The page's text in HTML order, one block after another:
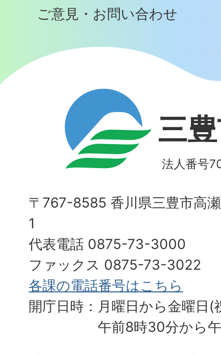
ご意見・お問い合わせ
三
法人番号
〒767-8585 香川県三豊市高
1
代表電話 0875-73-3000
ファックス 0875-73-3022
各課の電話番号はこちら
開庁日時：月曜日から金曜日(
午前8時30分から